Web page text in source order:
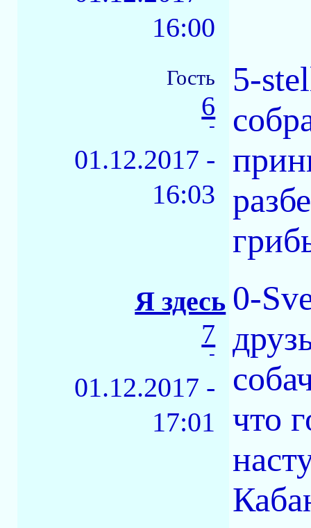
16:00
Гость
6
-
01.12.2017 -
16:03
5-
Я здесь
7
-
01.12.2017 -
17:01
0-
что